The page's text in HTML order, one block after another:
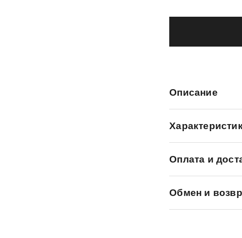
Описание
Оплата и
Обмен и